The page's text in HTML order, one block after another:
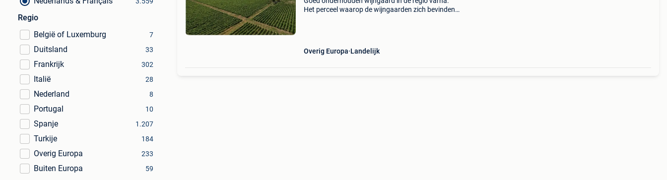
Regio
België of Luxemburg
7
Duitsland 33
Frankrijk 302
Italië 28
Nederland 8
Portugal 10
Spanje 1.207
Turkije 184
Overig Europa 233
Buiten Europa 59
Het perceel waarop de wijngaarden zich bevinden
Overig Europa Landelijk